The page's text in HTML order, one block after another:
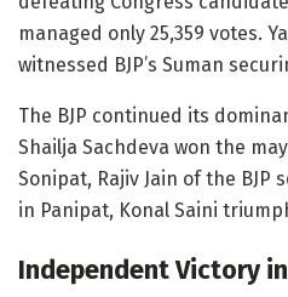
managed only 25,359 votes.
witnessed BJP’s Suman
The BJP continued its
Shailja Sachdeva won the
Sonipat, Rajiv Jain of the BJP
in Panipat, Konal Saini
Independent Victory